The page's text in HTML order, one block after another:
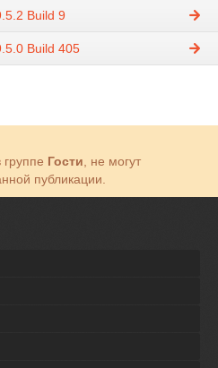
Build 9
Build 405
Гости , не могут
публикации.